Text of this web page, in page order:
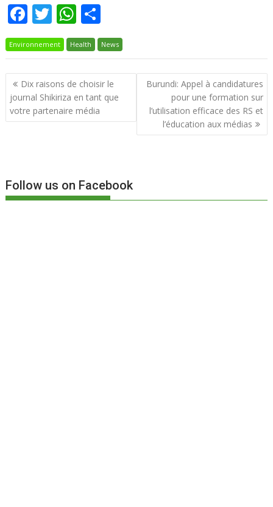
F
ac
e
b
o
o
k
T
w
itt
er
W
h
at
s
A
p
p
ar
ta
g
er
Environnement Health News
Navigation
de
l’article
Dix raisons de choisir le
journal Shikiriza en tant que
votre partenaire média
Burundi: Appel à candidatures
pour une formation sur
l’utilisation efficace des RS et
l’éducation aux médias
Follow us on Facebook